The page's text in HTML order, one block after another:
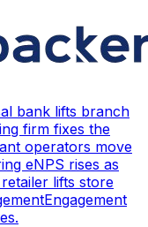
bank lifts branch
firm fixes the
operators move
eNPS rises as
lifts store
Engagement